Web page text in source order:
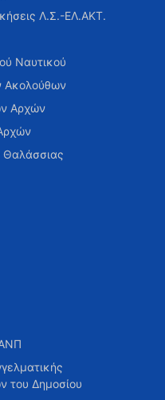
Λ.Σ.-ΕΛ.ΑΚΤ.
Ναυτικού
Ακολούθων
Αρχών
Θαλάσσιας
του Δημοσίου